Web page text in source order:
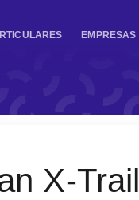
EMPRESAS
X-Trail